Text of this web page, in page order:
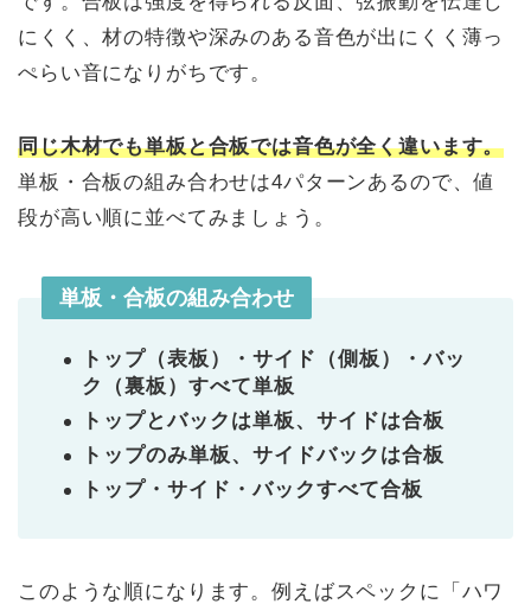
にくく、材の特徴や深みのある音色が出にくく薄っ
ぺらい音になりがちです。
同じ木材でも単板と合板では音色が全く違います。
単板・合板の組み合わせは4パターンあるので、値
段が高い順に並べてみましょう。
単板・合板の組み合わせ
トップ（表板）・サイド（側板）・バッ
ク（裏板）すべて単板
トップとバックは単板、サイドは合板
トップのみ単板、サイドバックは合板
トップ・サイド・バックすべて合板
このような順になります。例えばスペックに「ハワ